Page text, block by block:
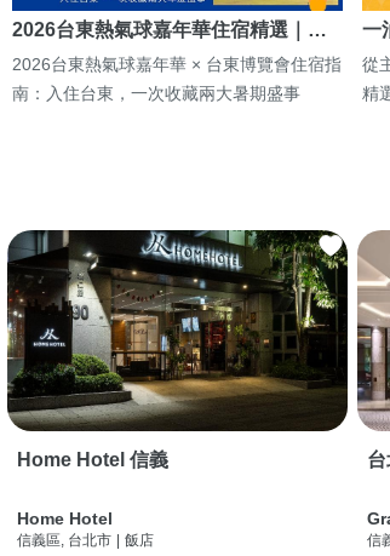
2026台東熱氣球嘉年華住宿精選｜…
2026台東熱氣球嘉年華 × 台東博覽會住宿指
南：入住台東，一次收藏兩大暑期盛事
一
從
精
Home Hotel 信義
Home Hotel
信義區, 台北市 飯店 信